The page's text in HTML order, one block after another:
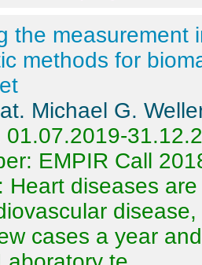
the measurement
methods for
Michael G.
01.07.2019-
EMPIR Call
Heart diseases
cases a year